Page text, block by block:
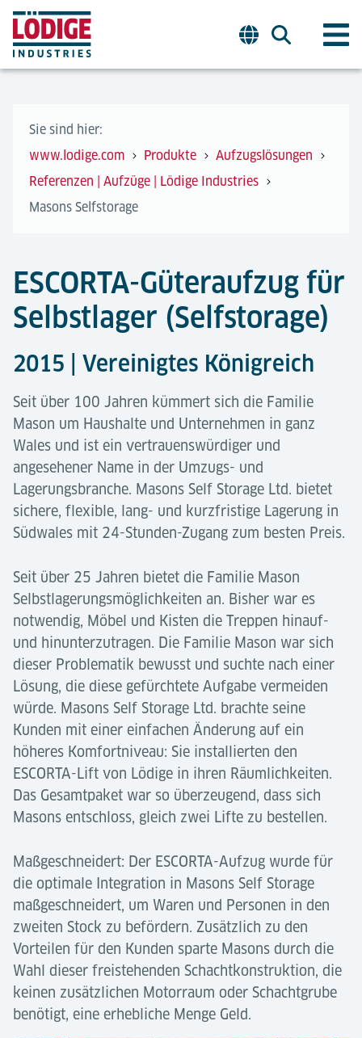
Sie sind hier:
www.lodige.com
Produkte
Aufzugslösungen
Referenzen | Aufzüge | Lödige Industries
Masons Selfstorage
ESCORTA-Güteraufzug für
Selbstlager (Selfstorage)
2015 | Vereinigtes Königreich
Seit über 100 Jahren kümmert sich die Familie
Mason um Haushalte und Unternehmen in ganz
Wales und ist ein vertrauenswürdiger und
angesehener Name in der Umzugs- und
Lagerungsbranche. Masons Self Storage Ltd. bietet
sichere, flexible, lang- und kurzfristige Lagerung in
Südwales mit 24-Stunden-Zugang zum besten Preis.
Seit über 25 Jahren bietet die Familie Mason
Selbstlagerungsmöglichkeiten an. Bisher war es
notwendig, Möbel und Kisten die Treppen hinauf-
und hinunterzutragen. Die Familie Mason war sich
dieser Problematik bewusst und suchte nach einer
Lösung, die diese gefürchtete Aufgabe vermeiden
würde. Masons Self Storage Ltd. brachte seine
Kunden mit einer einfachen Änderung auf ein
höheres Komfortniveau: Sie installierten den
ESCORTA-Lift von Lödige in ihren Räumlichkeiten.
Das Gesamtpaket war so überzeugend, dass sich
Masons entschloss, gleich zwei Lifte zu bestellen.
Maßgeschneidert: Der ESCORTA-Aufzug wurde für
die optimale Integration in Masons Self Storage
maßgeschneidert, um Waren und Personen in den
zweiten Stock zu befördern. Zusätzlich zu den
Vorteilen für den Kunden sparte Masons durch die
Wahl dieser freistehenden Schachtkonstruktion, die
keinen zusätzlichen Motorraum oder Schachtgrube
benötigt, eine erhebliche Menge Geld.